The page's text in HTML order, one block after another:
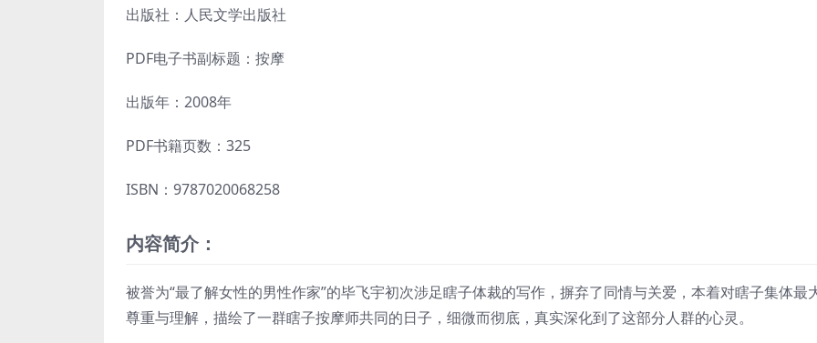
出版社：人民文学出版社
PDF电子书副标题：按摩
出版年：2008年
PDF书籍页数：325
ISBN：9787020068258
内容简介：
被誉为“最了解女性的男性作家”的毕飞宇初次涉足瞎子体裁的写作，摒弃了同情与关爱，本着对瞎子集体最
尊重与理解，描绘了一群瞎子按摩师共同的日子，细微而彻底，真实深化到了这部分人群的心灵。